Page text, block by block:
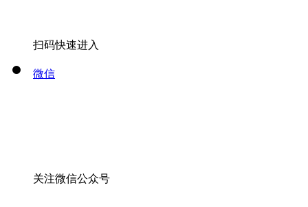
扫码快速进入
微信
关注微信公众号